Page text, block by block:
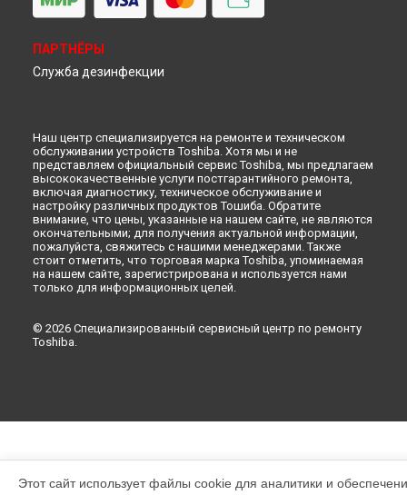
ПАРТНЁРЫ
Служба дезинфекции
Наш центр специализируется на ремонте и техническом
обслуживании устройств Toshiba. Хотя мы и не
представляем официальный сервис Toshiba, мы предлагаем
высококачественные услуги постгарантийного ремонта,
включая диагностику, техническое обслуживание и
настройку различных продуктов Тошиба. Обратите
внимание, что цены, указанные на нашем сайте, не являются
окончательными; для получения актуальной информации,
пожалуйста, свяжитесь с нашими менеджерами. Также
стоит отметить, что торговая марка Toshiba, упоминаемая
на нашем сайте, зарегистрирована и используется нами
только для информационных целей.
© 2026 Специализированный сервисный центр по ремонту
Toshiba.
Этот сайт использует файлы cookie для аналитики и